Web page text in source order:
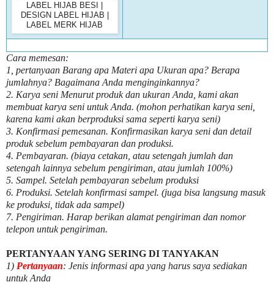
LABEL HIJAB BESI |
DESIGN LABEL HIJAB |
LABEL MERK HIJAB
Cara memesan:
1, pertanyaan Barang apa Materi apa Ukuran apa? Berapa
jumlahnya? Bagaimana Anda menginginkannya?
2. Karya seni Menurut produk dan ukuran Anda, kami akan
membuat karya seni untuk Anda. (mohon perhatikan karya seni,
karena kami akan berproduksi sama seperti karya seni)
3. Konfirmasi pemesanan. Konfirmasikan karya seni dan detail
produk sebelum pembayaran dan produksi.
4. Pembayaran. (biaya cetakan, atau setengah jumlah dan
setengah lainnya sebelum pengiriman, atau jumlah 100%)
5. Sampel. Setelah pembayaran sebelum produksi
6. Produksi. Setelah konfirmasi sampel. (juga bisa langsung masuk
ke produksi, tidak ada sampel)
7. Pengiriman. Harap berikan alamat pengiriman dan nomor
telepon untuk pengiriman.
PERTANYAAN YANG SERING DI TANYAKAN
1) Pertanyaan: Jenis informasi apa yang harus saya sediakan
untuk Anda